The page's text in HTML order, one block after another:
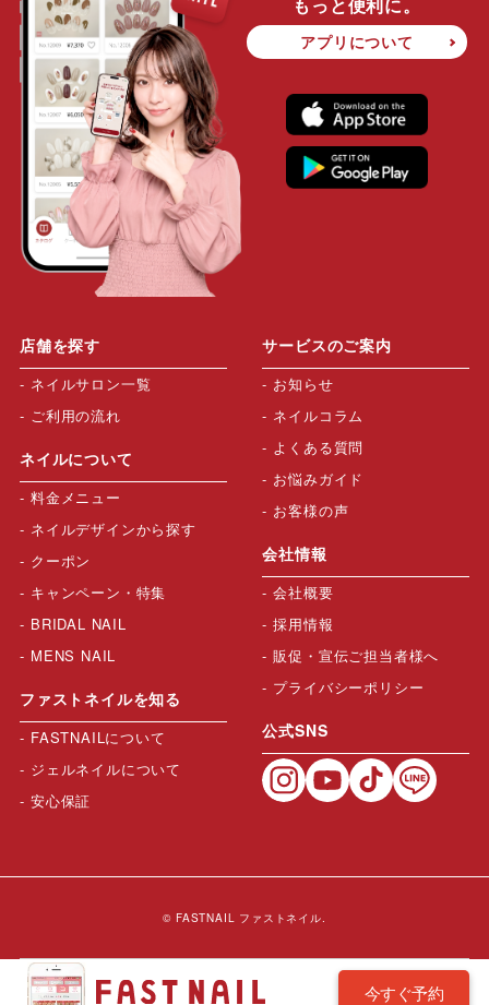
もっと便利に。
アプリについて
店舗を探す
ネイルサロン一覧
ご利用の流れ
ネイルについて
料金メニュー
ネイルデザインから探す
クーポン
キャンペーン・特集
BRIDAL NAIL
MENS NAIL
ファストネイルを知る
FASTNAILについて
ジェルネイルについて
安心保証
サービスのご案内
お知らせ
ネイルコラム
よくある質問
お悩みガイド
お客様の声
会社情報
会社概要
採用情報
販促・宣伝ご担当者様へ
プライバシーポリシー
公式SNS
© FASTNAIL ファストネイル.
今すぐ予約